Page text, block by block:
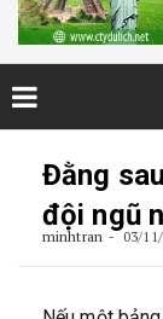
Đằng
đội ngũ
minhtran 03/